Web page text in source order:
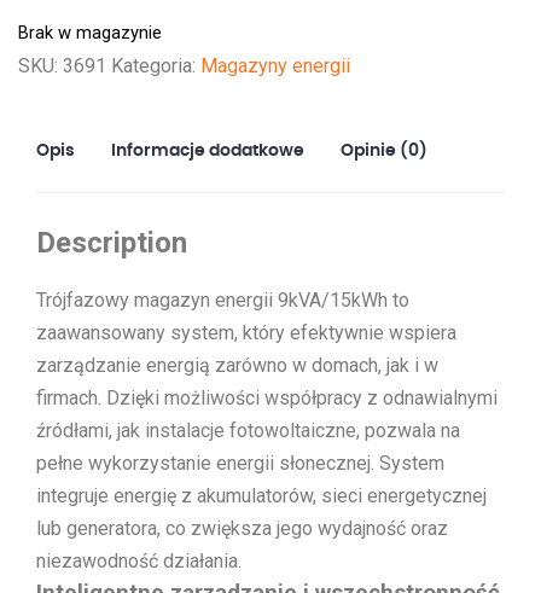
Brak w magazynie
SKU: 3691 Kategoria: Magazyny energii
Opis Informacje dodatkowe Opinie (0)
Description
Trójfazowy magazyn energii 9kVA/15kWh to
zaawansowany system, który efektywnie wspiera
zarządzanie energią zarówno w domach, jak i w
firmach. Dzięki możliwości współpracy z odnawialnymi
źródłami, jak instalacje fotowoltaiczne, pozwala na
pełne wykorzystanie energii słonecznej. System
integruje energię z akumulatorów, sieci energetycznej
lub generatora, co zwiększa jego wydajność oraz
niezawodność działania.